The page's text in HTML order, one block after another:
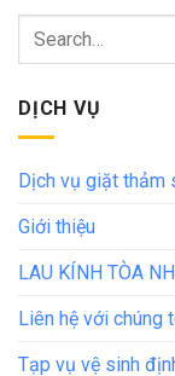
DỊCH VỤ
Dịch vụ giặt thảm
Giới thiệu
LAU KÍNH TÒA
Liên hệ với chúng
Tạp vụ vệ sinh